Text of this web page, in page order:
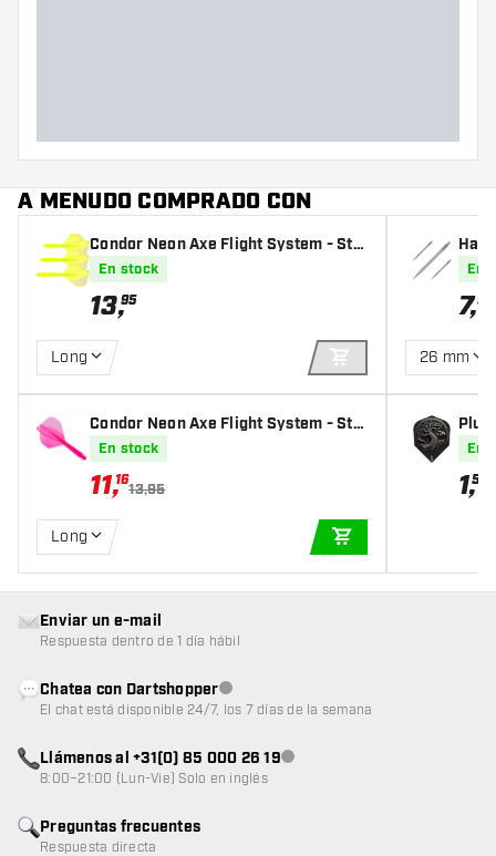
A MENUDO COMPRADO CON
Condor Neon Axe Flight System - Sta
ndard Yellow
En stock
13,95
Long
AÑADIR A LA CESTA
Condor Neon Axe Flight System - Sta
ndard Pink
En stock
11,16
13,95
Long
er
En
7,95
26 mm
En
1,50
Preguntas frecuentes
Respuesta directa
Enviar un e-mail
Respuesta dentro de 1 día hábil
Chatea con DartshopperAtención al cliente no disponible
El chat está disponible 24/7, los 7 días de la semana
Llámenos al +31(0) 85 000 26 19Atención al cliente no disponible
8:00–21:00 (Lun-Vie) Solo en inglés